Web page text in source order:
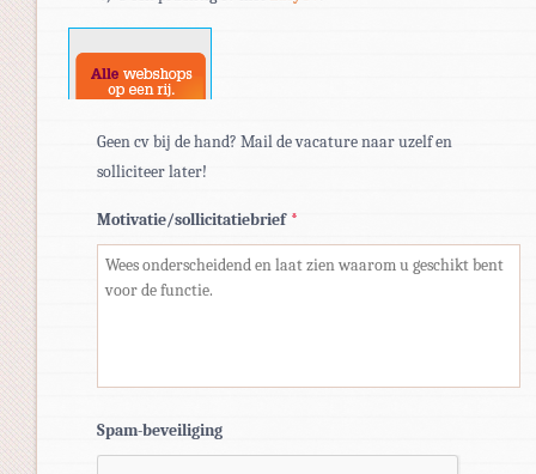
doc,
docx.
Geen cv bij de hand? Mail de vacature naar uzelf en
solliciteer later!
Motivatie/sollicitatiebrief *
Spam-beveiliging